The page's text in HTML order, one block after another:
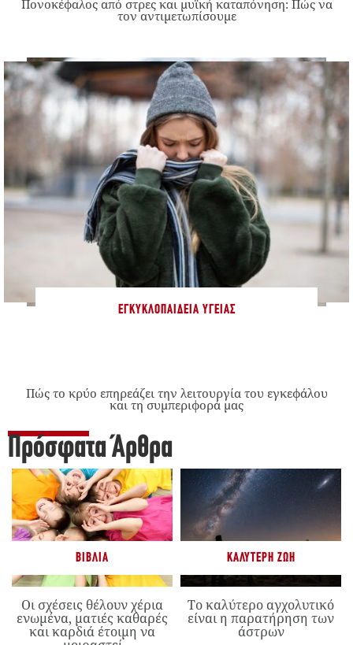
Πονοκέφαλος από στρες και μυϊκή καταπόνηση: Πώς να
τον αντιμετωπίσουμε
ΕΓΚΥΚΛΟΠΑΊΔΕΙΑ ΥΓΕΊΑΣ
Πώς το κρύο επηρεάζει την λειτουργία του εγκεφάλου
και τη συμπεριφορά μας
Πρόσφατα Άρθρα
ΒΙΒΛΊΑ
Οι σχέσεις θέλουν χέρια
ενωμένα, ματιές καθαρές
και καρδιά έτοιμη να
ΚΑΛΎΤΕΡΗ ΖΩΉ
Το καλύτερο αγχολυτικό
είναι η παρατήρηση των
άστρων